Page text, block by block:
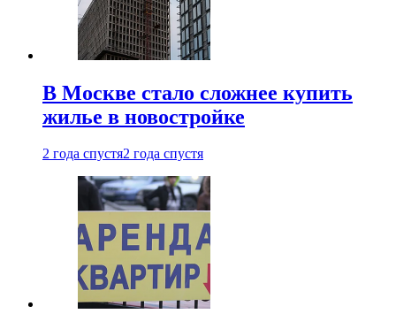
В Москве стало сложнее купить
жилье в новостройке
2 года спустя2 года спустя